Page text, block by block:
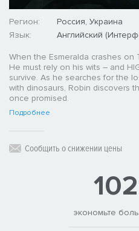
Регион:
Россия, Украина
Язык:
Английский
When the Esmeralda crashes on
He must rely on his wits – and
survive. As he searches for the
with dinosaurs, Robin discovers
once promised.
Подробнее
Сообщить о снижении цены
экономьте